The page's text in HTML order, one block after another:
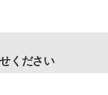
ください